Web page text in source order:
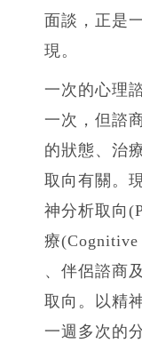
面談，正是
現。
一次的心理
一次，但諮
的狀態、治
取向有關。
神分析取向
療(Cognitive
、伴侶諮商
取向。以精
一週多次的